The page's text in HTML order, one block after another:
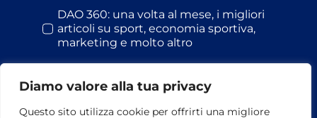
Diamo valore alla tua privacy
Questo sito utilizza cookie per offrirti una migliore
DAO 360: una volta al mese, i migliori
articoli su sport, economia sportiva,
marketing e molto altro